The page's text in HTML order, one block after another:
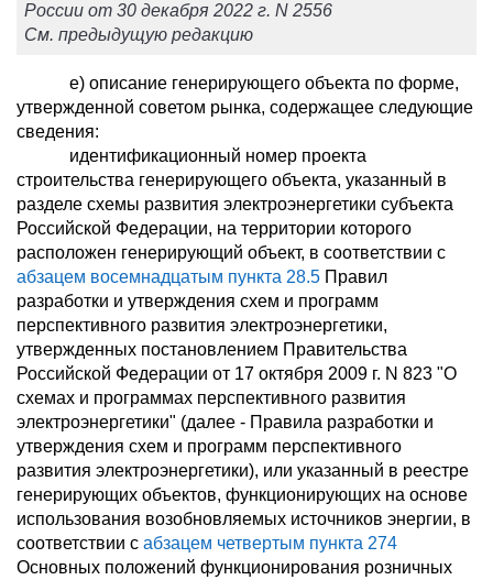
России от 30 декабря 2022 г. N 2556
См. предыдущую редакцию
е) описание генерирующего объекта по форме,
утвержденной советом рынка, содержащее следующие
сведения:
идентификационный номер проекта
строительства генерирующего объекта, указанный в
разделе схемы развития электроэнергетики субъекта
Российской Федерации, на территории которого
расположен генерирующий объект, в соответствии с
абзацем восемнадцатым пункта 28.5 Правил
разработки и утверждения схем и программ
перспективного развития электроэнергетики,
утвержденных постановлением Правительства
Российской Федерации от 17 октября 2009 г. N 823 "О
схемах и программах перспективного развития
электроэнергетики" (далее - Правила разработки и
утверждения схем и программ перспективного
развития электроэнергетики), или указанный в реестре
генерирующих объектов, функционирующих на основе
использования возобновляемых источников энергии, в
соответствии с абзацем четвертым пункта 274
Основных положений функционирования розничных